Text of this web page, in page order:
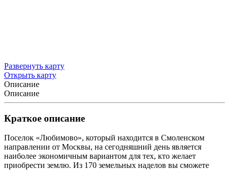
Развернуть карту
Открыть карту
Описание
Описание
Краткое описание
Поселок «Любимово», который находится в Смоленском
направлении от Москвы, на сегодняшний день является
наиболее экономичным вариантом для тех, кто желает
приобрести землю. Из 170 земельных наделов вы сможете